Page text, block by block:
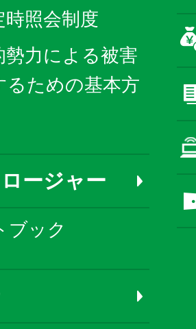
時照会制度
勢力による被害
るための基本方
ージャー
ブック